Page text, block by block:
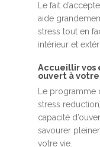
Le fait
aide
stress tout en
intérieur et
Accueillir vos
ouvert à
Le programme
stress
capacité
savourer
votre vie.